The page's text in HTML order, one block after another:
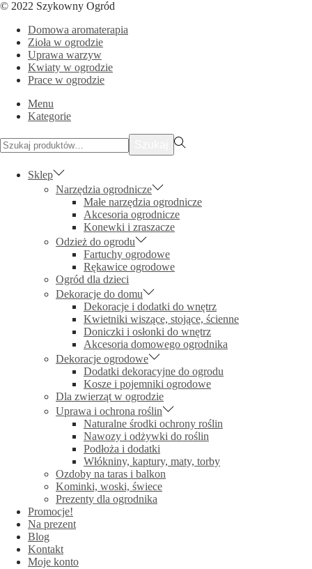
na na
Instagramie
© 2022 Szykowny Ogród
Domowa aromaterapia
Zioła w ogrodzie
Uprawa warzyw
Kwiaty w ogrodzie
Prace w ogrodzie
Menu
Kategorie
Szukać:>
Sklep
Narzędzia ogrodnicze
Małe narzędzia ogrodnicze
Akcesoria ogrodnicze
Konewki i zraszacze
Odzież do ogrodu
Fartuchy ogrodowe
Rękawice ogrodowe
Ogród dla dzieci
Dekoracje do domu
Dekoracje i dodatki do wnętrz
Kwietniki wiszące, stojące, ścienne
Doniczki i osłonki do wnętrz
Akcesoria domowego ogrodnika
Dekoracje ogrodowe
Dodatki dekoracyjne do ogrodu
Kosze i pojemniki ogrodowe
Dla zwierząt w ogrodzie
Uprawa i ochrona roślin
Naturalne środki ochrony roślin
Nawozy i odżywki do roślin
Podłoża i dodatki
Włókniny, kaptury, maty, torby
Ozdoby na taras i balkon
Kominki, woski, świece
Prezenty dla ogrodnika
Promocje!
Na prezent
Blog
Kontakt
Moje konto